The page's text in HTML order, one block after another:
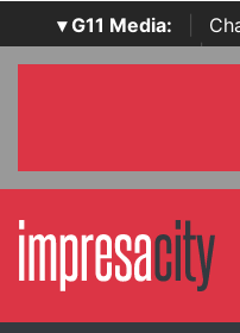
▾ G11 Media:
SecurityOpenLab |